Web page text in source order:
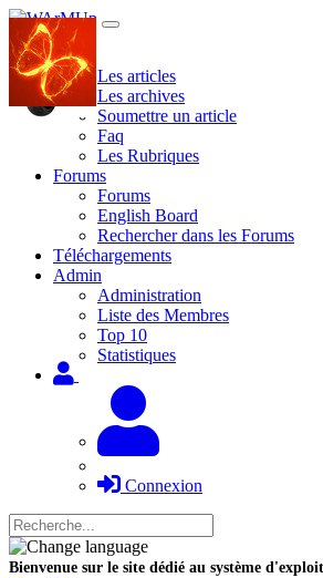
Site
Les articles
Les archives
Soumettre un article
Faq
Les Rubriques
Forums
Forums
English Board
Rechercher dans les Forums
Téléchargements
Admin
Administration
Liste des Membres
Top 10
Statistiques
Connexion
Bienvenue sur le site dédié au système